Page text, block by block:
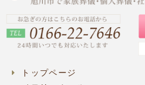
トップページ